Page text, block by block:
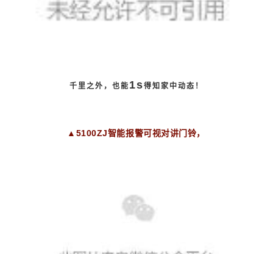
千里之外， 也能 1s得知家中动态！
▲ 5100ZJ智能报警可视对讲门铃，